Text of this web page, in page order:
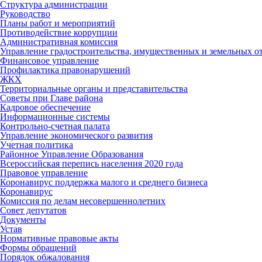
Структура администрации
Руководство
Планы работ и мероприятий
Противодействие коррупции
Административная комиссия
Управление градостроительства, имущественных и земельных
Финансовое управление
Профилактика правонарушений
ЖКХ
Территориальные органы и представительства
Советы при Главе района
Кадровое обеспечение
Информационные системы
Контрольно-счетная палата
Управление экономического развития
Учетная политика
Районное Управление Образования
Всероссийская перепись населения 2020 года
Правовое управление
Коронавирус поддержка малого и среднего бизнеса
Коронавирус
Комиссия по делам несовершеннолетних
Совет депутатов
Документы
Устав
Нормативные правовые акты
Формы обращений
Порядок обжалования